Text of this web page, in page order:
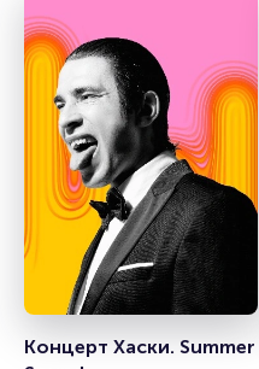
Концерт Хаски. Summer